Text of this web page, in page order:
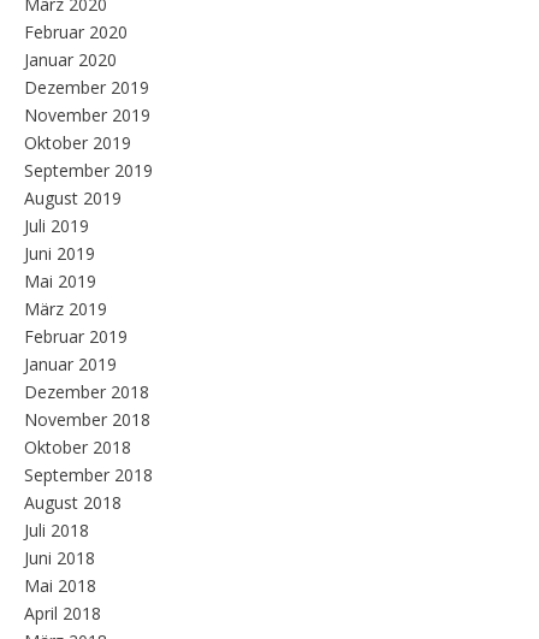
März 2020
Februar 2020
Januar 2020
Dezember 2019
November 2019
Oktober 2019
September 2019
August 2019
Juli 2019
Juni 2019
Mai 2019
März 2019
Februar 2019
Januar 2019
Dezember 2018
November 2018
Oktober 2018
September 2018
August 2018
Juli 2018
Juni 2018
Mai 2018
April 2018